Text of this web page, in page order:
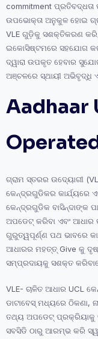
commitment
ଉପଭୋକ୍ତା ଅନୁକୁଳ ହୋଇ
VLE ଗୁଡ଼ିକୁ ସଶକ୍ତିକରଣ
ଇକୋସିଷ୍ଟମରେ ସହଯୋଗ
ଦ୍ୱାରା ଉପକୃତ ହେବାର ସୁଯୋଗ
ଅଞ୍ଚଳରେ ସ୍ଥାୟୀ ଅଭିବୃଦ୍ଧି
Aadhaar
ଗ୍ରାମ ସ୍ତରର ଉଦ୍ୟୋଗୀ
କେନ୍ଦ୍ରଗୁଡିକର କାର୍ଯ୍ୟରେ
କେନ୍ଦ୍ରଗୁଡିକ ବାସିନ୍ଦାଙ୍କ
ଅପଡେଟ୍ କରିବା ଏବଂ
ଗୁରୁତ୍ୱପୂର୍ଣ୍ଣ ପଥ ଭାବରେ
ଆଧାରର ମହତ୍ତ୍ Give କୁ
ସମ୍ପ୍ରଦାୟକୁ ସଶକ୍ତ
VLE- ଚାଳିତ ଆଧାର UCL
ଡାଟାବେସ୍ ମଧ୍ୟରେ ଠିକଣା,
ତଥ୍ୟ ଅପଡେଟ୍ ପ୍ରକ୍ରିୟାକୁ
ସବସିଡି ଠାରୁ ଆରମ୍ଭ କରି